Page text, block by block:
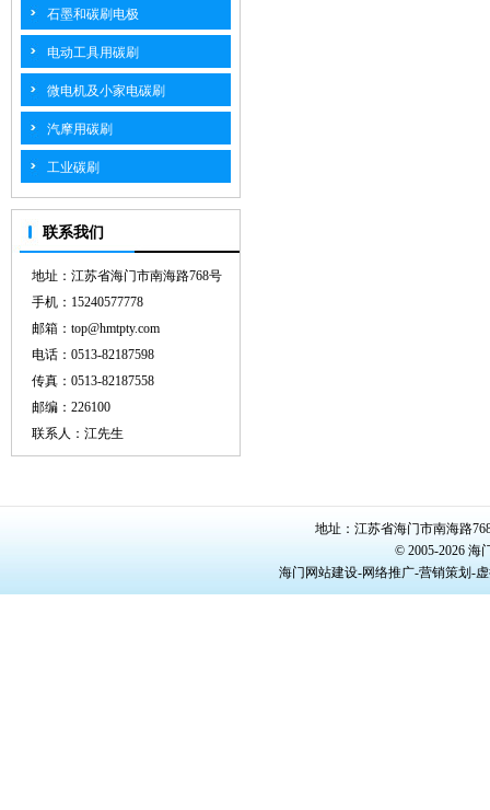
石墨和碳刷电极
电动工具用碳刷
微电机及小家电碳刷
汽摩用碳刷
工业碳刷
联系我们
地址：江苏省海门市南海路768号
手机：15240577778
邮箱：top@hmtpty.com
电话：0513-82187598
传真：0513-82187558
邮编：226100
联系人：江先生
地址：江苏省海门市南海路
© 2005-2026
海门网站建设-网络推广-营销策划-